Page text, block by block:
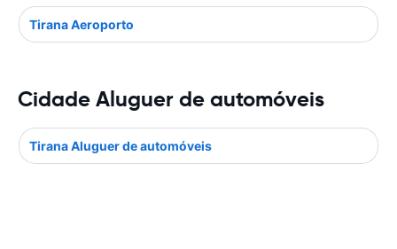
Tirana Aeroporto
Cidade Aluguer de automóveis
Tirana Aluguer de automóveis